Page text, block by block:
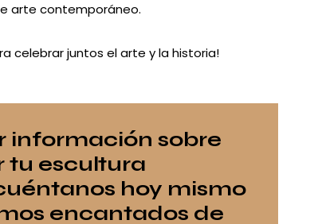
arte contemporáneo.
celebrar juntos el arte y la historia!
información sobre
tu escultura
hoy mismo
encantados de